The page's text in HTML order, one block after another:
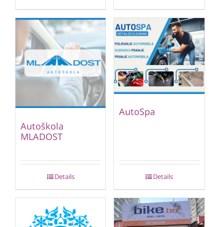
Autoškola
MLADOST
Details
AutoSpa
Details